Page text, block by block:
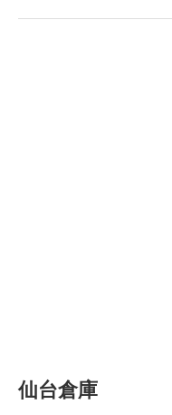
仙台倉庫